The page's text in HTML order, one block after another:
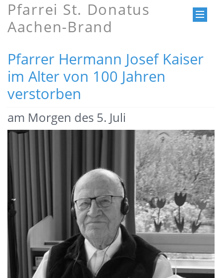
Pfarrei St. Donatus
Aachen-Brand
Pfarrer Hermann Josef Kaiser
im Alter von 100 Jahren
verstorben
am Morgen des 5. Juli